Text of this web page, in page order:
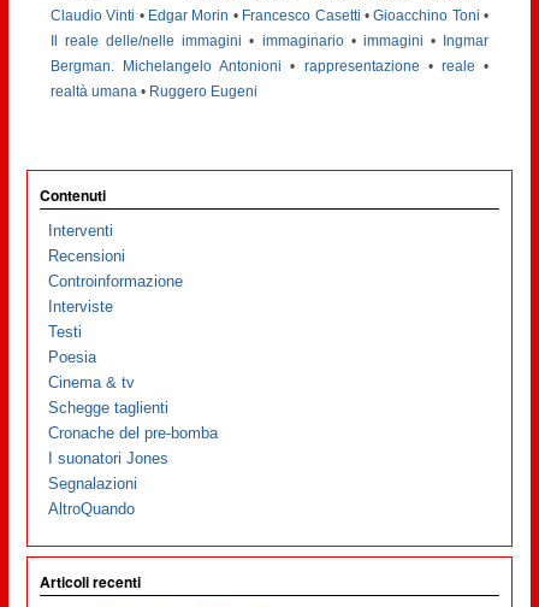
Claudio Vinti • Edgar Morin • Francesco Casetti •Gioacchino Toni •
Il reale delle/nelle immagini • immaginario• immagini • Ingmar
Bergman. Michelangelo Antonioni • rappresentazione •reale •
realtà umana • Ruggero Eugeni
Contenuti
Interventi
Recensioni
Controinformazione
Interviste
Testi
Poesia
Cinema & tv
Schegge taglienti
Cronache del pre-bomba
I suonatori Jones
Segnalazioni
AltroQuando
Articoli recenti